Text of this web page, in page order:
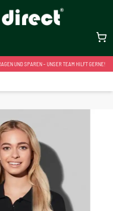
UND SPAREN – UNSER TEAM HILFT GERNE!